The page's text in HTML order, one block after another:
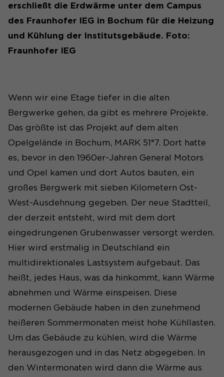
erschließt die Erdwärme unter dem Campus
des Fraunhofer IEG in Bochum für die Heizung
und Kühlung der Institutsgebäude. Foto:
Fraunhofer IEG
Wenn wir eine Etage tiefer in die alten
Bergwerke gehen, da gibt es mehrere Projekte.
Das größte ist das Projekt auf dem alten
Opelgelände in Bochum, MARK 51°7. Dort hatte
es, bevor in den 1960er-Jahren General Motors
und Opel kamen und dort Autos bauten, ein
großes Bergwerk mit sieben Kilometern Ost-
West-Ausdehnung gegeben. Der neue Stadtteil,
der derzeit entsteht, wird mit dem dort
eingedrungenen Grubenwasser versorgt werden.
Hier wird erstmalig in Deutschland ein
multidirektionales Lastsystem aufgebaut. Das
heißt, jedes Haus, was da hinkommt, kann Wärme
abnehmen und Wärme einspeisen. Diese
modernen Gebäude haben in den zunehmend
heißeren Sommermonaten meist hohe Kühllasten.
Um das Gebäude zu kühlen, wird die Wärme
herausgezogen und in das Netz abgegeben. In
den Wintermonaten wird dann die Wärme aus